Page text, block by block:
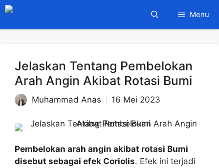
Langsung
isi
Menu
Jelaskan Tentang Pembelokan
Arah Angin Akibat Rotasi Bumi
Muhammad Anas 16 Mei 2023
Pembelokan arah angin akibat rotasi Bumi
disebut sebagai efek Coriolis. Efek ini terjadi